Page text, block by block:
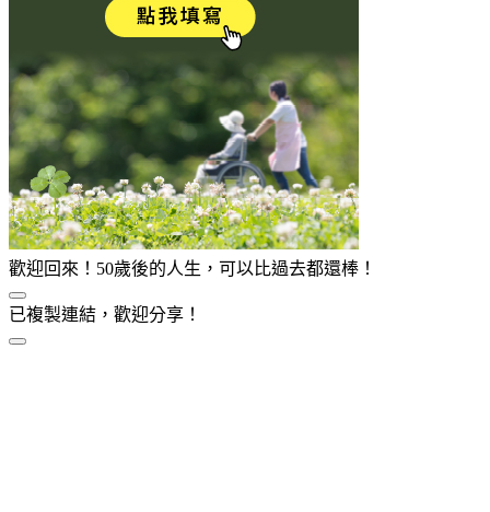
歡迎回來！50歲後的人生，可以比過去都還棒！
已複製連結，歡迎分享！